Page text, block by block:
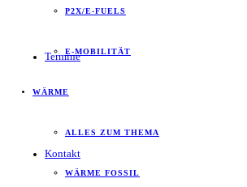
Termine
Kontakt
P2X/E-FUELS
E-MOBILITÄT
WÄRME
ALLES ZUM THEMA
WÄRME FOSSIL